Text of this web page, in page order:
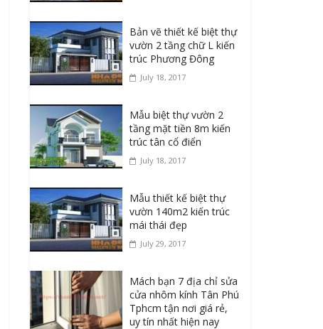
Bản vẽ thiết kế biệt thự
vườn 2 tầng chữ L kiến
trúc Phương Đông
July 18, 2017
Mẫu biệt thự vườn 2
tầng mặt tiền 8m kiến
trúc tân cổ điển
July 18, 2017
Mẫu thiết kế biệt thự
vườn 140m2 kiến trúc
mái thái đẹp
July 29, 2017
Mách bạn 7 địa chỉ sửa
cửa nhôm kính Tân Phú
Tphcm tận nơi giá rẻ,
uy tín nhất hiện nay